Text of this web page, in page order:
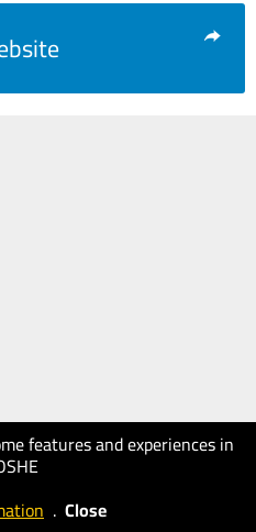
features and experiences in
. Close